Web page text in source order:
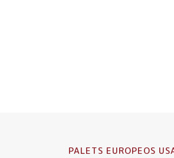
PALETS EUROPEOS